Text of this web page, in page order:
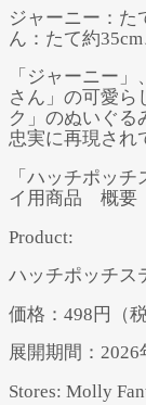
ジャーニー：た
ん：たて約
「ジャーニー
さん」の可愛ら
ク」のぬいぐる
忠実に再現され
「ハッチポッ
イ用商品 概要
Product:
ハッチポッチ
価格：498円（税
展開期間：
Stores: Molly